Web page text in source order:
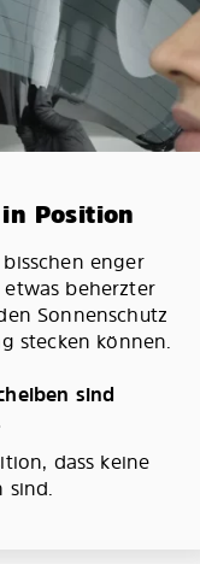
Position
enger
beherzter
Sonnenschutz
stecken können.
sind
dass keine
sind.